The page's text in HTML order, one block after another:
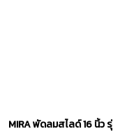
MIRA พัดลมสไลด์ 16 นิ้ว